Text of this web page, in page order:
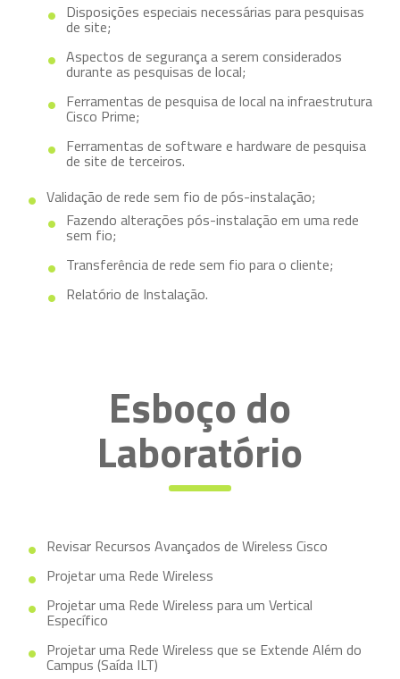
Disposições especiais necessárias para pesquisas
de site;
Aspectos de segurança a serem considerados
durante as pesquisas de local;
Ferramentas de pesquisa de local na infraestrutura
Cisco Prime;
Ferramentas de software e hardware de pesquisa
de site de terceiros.
Validação de rede sem fio de pós-instalação;
Fazendo alterações pós-instalação em uma rede
sem fio;
Transferência de rede sem fio para o cliente;
Relatório de Instalação.
Esboço do
Laboratório
Revisar Recursos Avançados de Wireless Cisco
Projetar uma Rede Wireless
Projetar uma Rede Wireless para um Vertical
Específico
Projetar uma Rede Wireless que se Extende Além do
Campus (Saída ILT)